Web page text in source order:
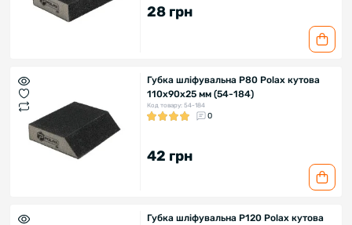
28 грн
Губка шліфувальна P80 Polax кутова
110х90х25 мм (54-184)
Код товару: 54-184
0
42 грн
Губка шліфувальна P120 Polax кутова